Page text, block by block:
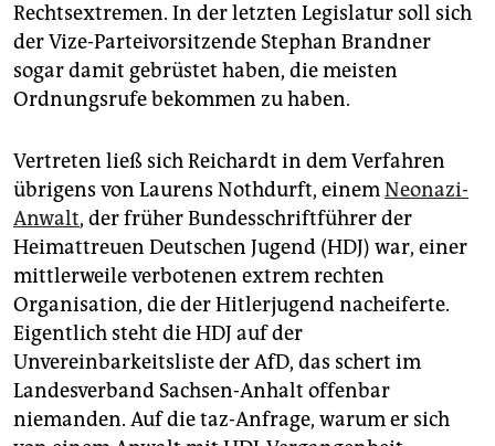
Rechtsextremen. In der letzten Legislatur soll sich
der Vize-Parteivorsitzende Stephan Brandner
sogar damit gebrüstet haben, die meisten
Ordnungsrufe bekommen zu haben.
Vertreten ließ sich Reichardt in dem Verfahren
übrigens von Laurens Nothdurft, einemNeonazi-
Anwalt, der früher Bundesschriftführer der
Heimattreuen Deutschen Jugend (HDJ) war, einer
mittlerweile verbotenen extrem rechten
Organisation, die der Hitlerjugend nacheiferte.
Eigentlich steht die HDJ auf der
Unvereinbarkeitsliste der AfD, das schert im
Landesverband Sachsen-Anhalt offenbar
niemanden. Auf die taz-Anfrage, warum er sich